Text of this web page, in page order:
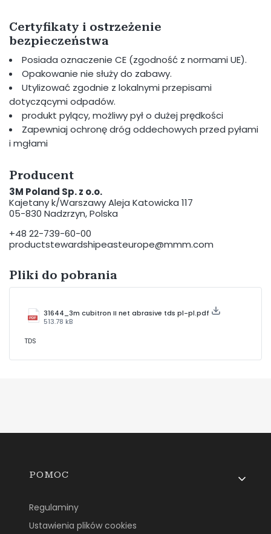
Certyfikaty i ostrzeżenie
bezpieczeństwa
Posiada oznaczenie CE (zgodność z normami UE).
Opakowanie nie służy do zabawy.
Utylizować zgodnie z lokalnymi przepisami
dotyczącymi odpadów.
produkt pylący, możliwy pył o dużej prędkości
Zapewniaj ochronę dróg oddechowych przed pyłami
i mgłami
Producent
3M Poland Sp. z o.o.
Kajetany k/Warszawy Aleja Katowicka 117
05-830 Nadzrzyn, Polska
+48 22-739-60-00
productstewardshipeasteurope@mmm.com
Pliki do pobrania
31644_3m cubitron II net abrasive tds pl-pl.pdf
513.78 kB
TDS
Linki w stopce
POMOC
Regulaminy
Ustawienia plików cookies